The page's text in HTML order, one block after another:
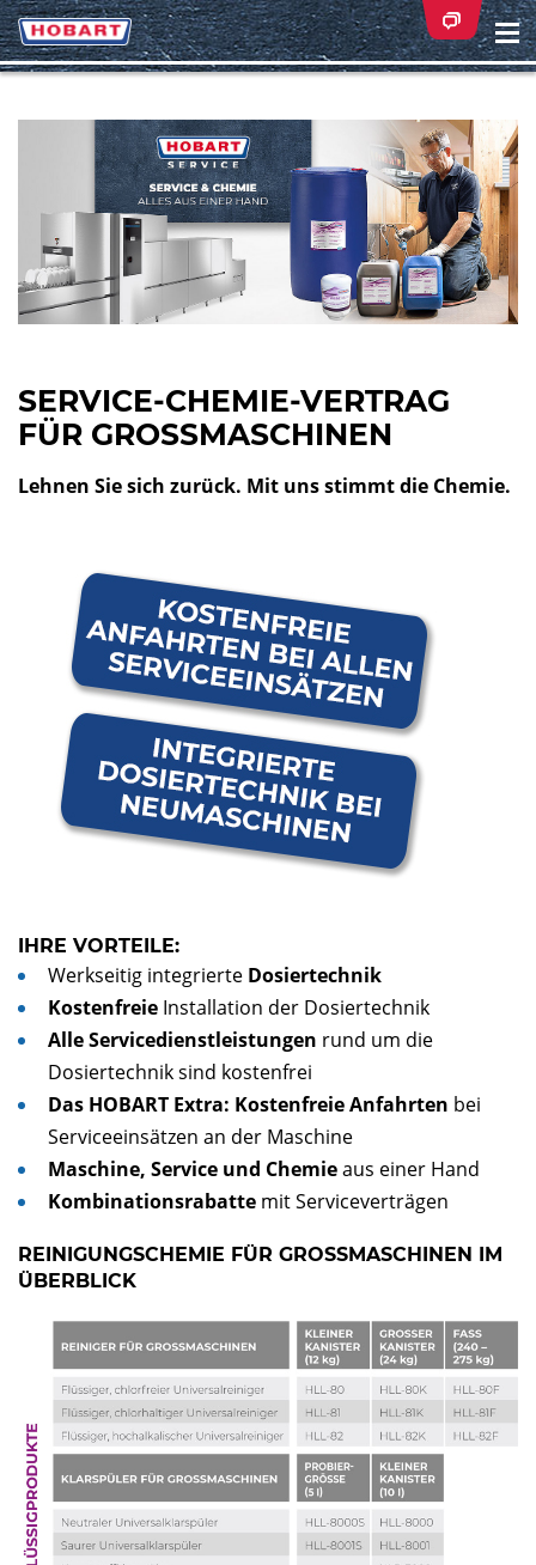
SERVICE-CHEMIE-VERTRAG
FÜR GROSSMASCHINEN
Lehnen Sie sich zurück. Mit uns stimmt die Chemie.
IHRE VORTEILE:
Werkseitig integrierte Dosiertechnik
Kostenfreie Installation der Dosiertechnik
Alle Servicedienstleistungen rund um die
Dosiertechnik sind kostenfrei
Das HOBART Extra: Kostenfreie Anfahrten bei
Serviceeinsätzen an der Maschine
Maschine, Service und Chemieaus einer Hand
Kombinationsrabatte mit Serviceverträgen
REINIGUNGSCHEMIE FÜR GROSSMASCHINEN IM Ü
BERBLICK